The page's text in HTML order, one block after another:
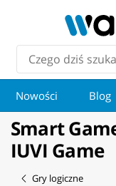
Nowości Blog
Smart
IUVI Game
Gry logiczne